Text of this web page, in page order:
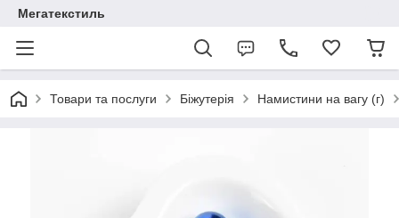
Мегатекстиль
Товари та послуги Біжутерія Намистини на вагу (г)